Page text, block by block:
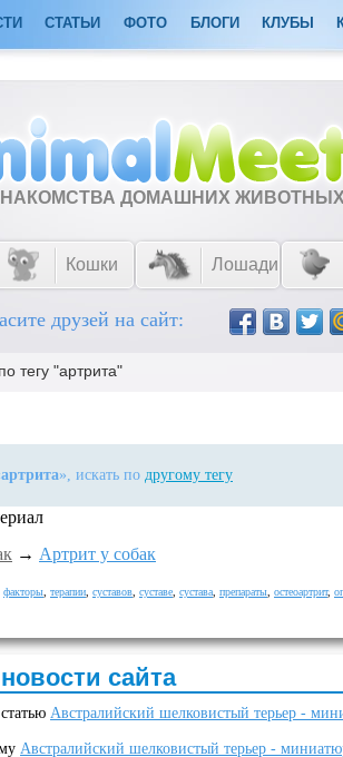
СТАТЬИ ФОТО БЛОГИ КЛУБЫ
ДОМАШНИХ
Кошки Лошади
друзей на сайт:
тегу "артрита"
артрита», искать по другому тегу
→ Артрит у собак
факторы терапии суставов суставе сустава препараты остеоартрит,
сайта
Австралийский шелковистый терьер -
Австралийский шелковистый терьер -